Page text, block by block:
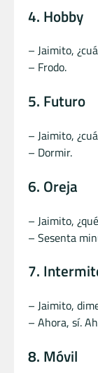
4. Hobby
– Jaimito,
– Frodo.
5. Futuro
– Jaimito,
– Dormir.
6. Oreja
– Jaimito,
– Sesenta
7.
– Jaimito,
– Ahora, sí.
8. Móvil